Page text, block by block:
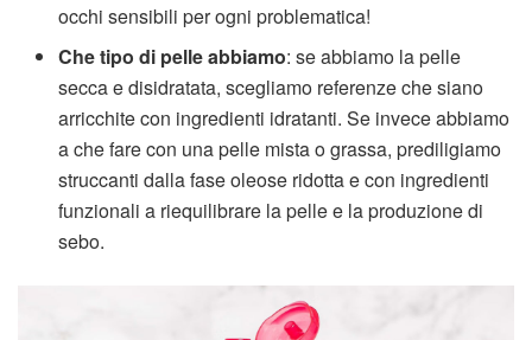
occhi sensibili per ogni problematica!
Che tipo di pelle abbiamo: se abbiamo la pelle
secca e disidratata, scegliamo referenze che siano
arricchite con ingredienti idratanti. Se invece abbiamo
a che fare con una pelle mista o grassa, prediligiamo
struccanti dalla fase oleose ridotta e con ingredienti
funzionali a riequilibrare la pelle e la produzione di
sebo.